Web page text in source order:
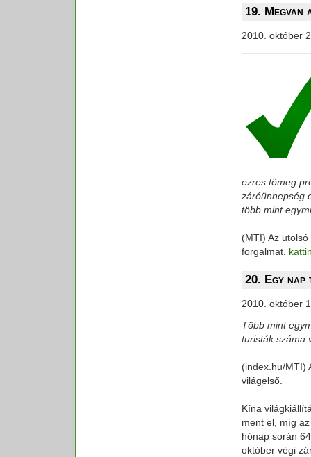
19.
2010. október
ezres tömeg
záróünnepség
több mint
(MTI) Az
forgalmat.
20. Egy
2010. október
Több mint
turisták száma
(index.hu/MTI)
világelső.
Kína
ment el, míg
hónap során
október végi